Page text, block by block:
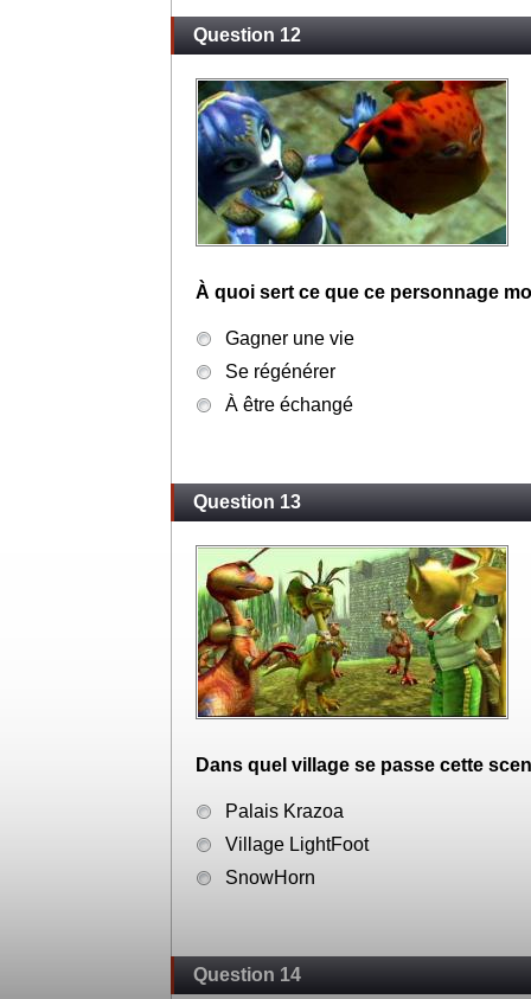
Question 12
À quoi sert ce que ce personnage
Gagner une vie
Se régénérer
À être échangé
Question 13
Dans quel village se passe cette
Palais Krazoa
Village LightFoot
SnowHorn
Question 14